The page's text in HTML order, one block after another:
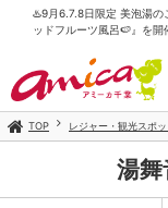
♨️9月6.7.8日限定 美泡湯の
ッドフルーツ風呂🍉』を
TOP レジャー・観光スポッ
湯